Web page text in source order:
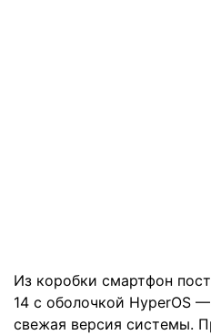
Из коробки смартфон
14 с оболочкой HyperOS
свежая версия системы.